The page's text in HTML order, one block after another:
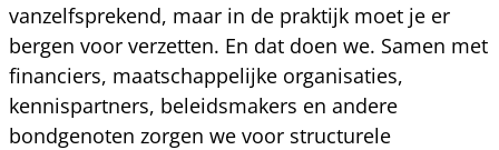
vanzelfsprekend, maar in de praktijk moet je er
bergen voor verzetten. En dat doen we. Samen met
financiers, maatschappelijke organisaties,
kennispartners, beleidsmakers en andere
bondgenoten zorgen we voor structurele